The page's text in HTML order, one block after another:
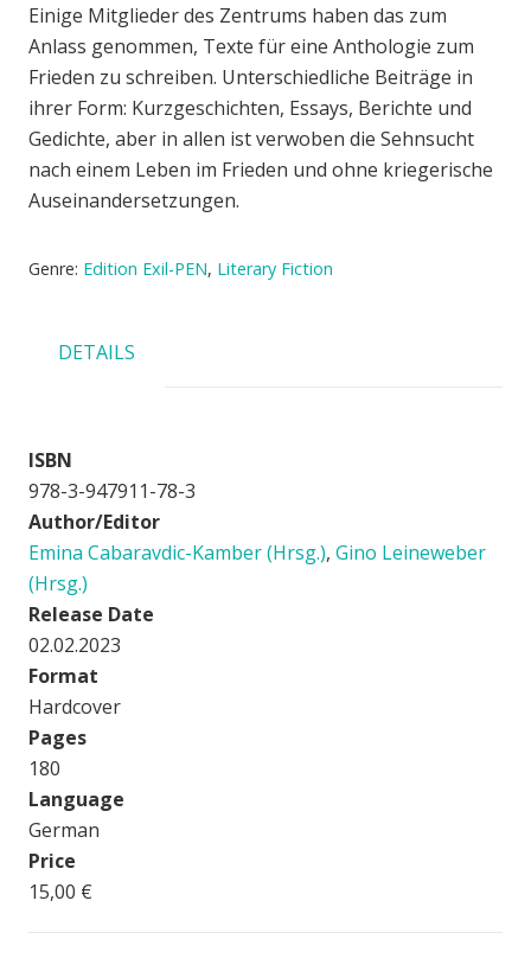
Einige Mitglieder des Zentrums haben das zum
Anlass genommen, Texte für eine Anthologie zum
Frieden zu schreiben. Unterschiedliche Beiträge in
ihrer Form: Kurzgeschichten, Essays, Berichte und
Gedichte, aber in allen ist verwoben die Sehnsucht
nach einem Leben im Frieden und ohne kriegerische
Auseinandersetzungen.
Genre: Edition Exil-PEN, Literary Fiction
DETAILS
ISBN
978-3-947911-78-3
Author/Editor
Emina Cabaravdic-Kamber (Hrsg.), Gino Leineweber
(Hrsg.)
Release Date
02.02.2023
Format
Hardcover
Pages
180
Language
German
Price
15,00 €